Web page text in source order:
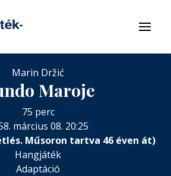
Menü
Marin Držić
Maroje
75 perc
március 08. 20:25
Műsoron tartva 46 éven át)
Hangjáték
Adaptáció